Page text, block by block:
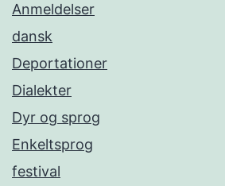
Anmeldelser
dansk
Deportationer
Dialekter
Dyr og sprog
Enkeltsprog
festival